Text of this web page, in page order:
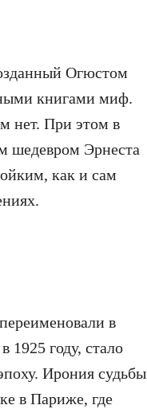
Огюстом
книгами миф.
нет. При этом в
шедевром Эрнеста
как и сам
в
1925 году, стало
Ирония судьбы
в Париже, где